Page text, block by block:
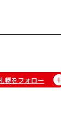
幌をフォロー